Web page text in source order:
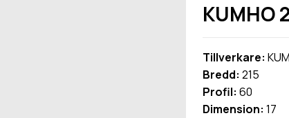
KUMHO
Tillverkare:
Bredd: 215
Profil: 60
Dimension: 17